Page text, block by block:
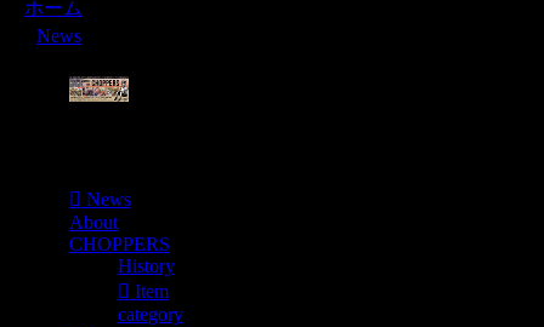
ホーム
News
News
About
CHOPPERS
History
Item
category